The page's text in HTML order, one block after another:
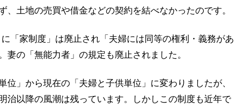
、土地の売買や借金などの契約を結べなかったのです。
「家制度」は廃止され「夫婦には同等の権利・義務があ
妻の「無能力者」の規定も廃止されました。
」から現在の「夫婦と子供単位」に変わりましたが、
治以降の風潮は残っています。しかしこの制度も近年で